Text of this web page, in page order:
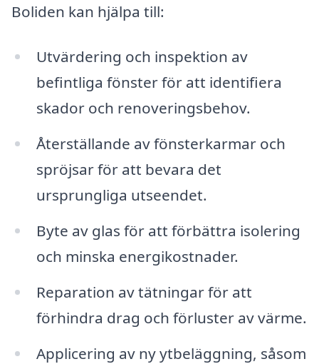
Boliden kan hjälpa till:
Utvärdering och inspektion av
befintliga fönster för att identifiera
skador och renoveringsbehov.
Återställande av fönsterkarmar och
spröjsar för att bevara det
ursprungliga utseendet.
Byte av glas för att förbättra isolering
och minska energikostnader.
Reparation av tätningar för att
förhindra drag och förluster av värme.
Applicering av ny ytbeläggning, såsom